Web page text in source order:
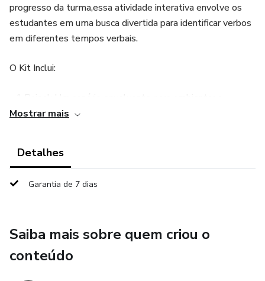
progresso da turma,essa atividade interativa envolve os
estudantes em uma busca divertida para identificar verbos
em diferentes tempos verbais.
O Kit Inclui:
atividade.
textos.
- 10 Cards:Textos que desafiam os alunos a identificar
- 2 Desenhos de Detetives (A4):
Atividade Interativa: Detetive dos Verbos 🔍🕵️‍♂️
Mostrar mais
Detalhes
Garantia de 7 dias
Saiba mais sobre quem criou o
conteúdo